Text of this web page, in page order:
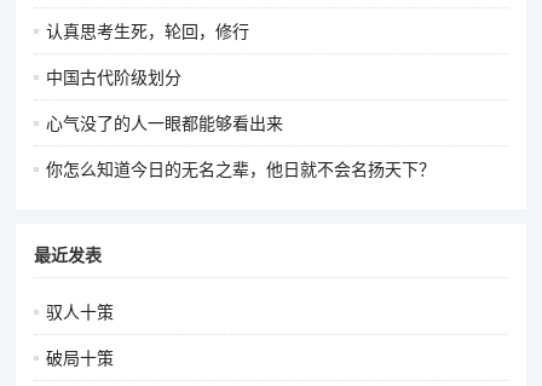
认真思考生死，轮回，修行
中国古代阶级划分
心气没了的人一眼都能够看出来
你怎么知道今日的无名之辈，他日就不会名扬天下？
最近发表
驭人十策
破局十策